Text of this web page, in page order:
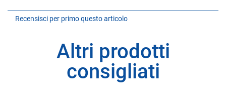
Recensisci per primo questo articolo
Altri prodotti
consigliati